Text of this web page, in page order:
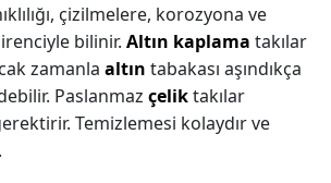
çizilmelere, korozyona ve
bilinir. Altın kaplama takılar
zamanla altın tabakası aşındıkça
Paslanmaz çeliktakılar
Temizlemesi kolaydır ve